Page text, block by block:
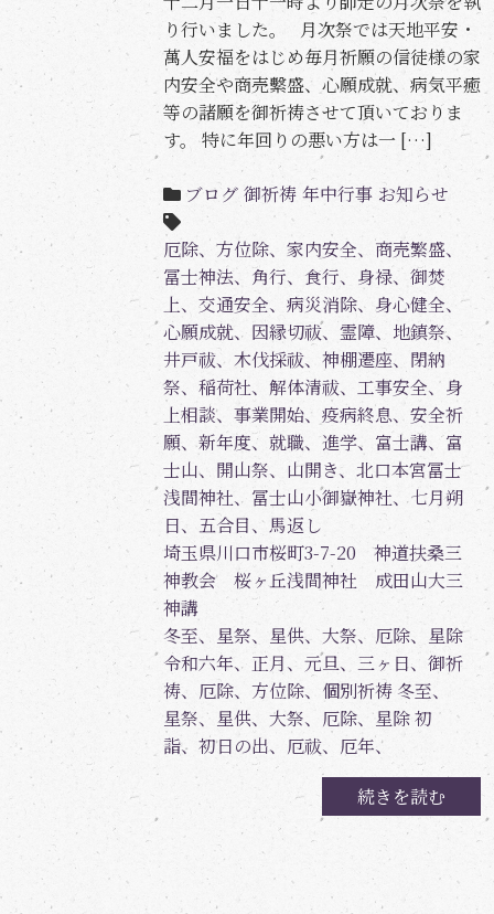
り行いました。 月次祭では天地平安・
萬人安福をはじめ毎月祈願の信徒様の家
内安全や商売繫盛、心願成就、病気平癒
等の諸願を御祈祷させて頂いておりま
す。 特に年回りの悪い方は一 […]
ブログ 御祈祷 年中行事 お知らせ
厄除、方位除、家内安全、商売繁盛、
冨士神法、角行、食行、身禄、御焚
上、交通安全、病災消除、身心健全、
心願成就、因縁切祓、霊障、地鎮祭、
井戸祓、木伐採祓、神棚遷座、閉納
祭、稲荷社、解体清祓、工事安全、身
上相談、事業開始、疫病終息、安全祈
願、新年度、就職、進学、富士講、富
士山、開山祭、山開き、北口本宮冨士
浅間神社、冨士山小御嶽神社、七月朔
日、五合目、馬返し
埼玉県川口市桜町3-7-20 神道扶桑三
神教会 桜ヶ丘浅間神社 成田山大三
神講
冬至、星祭、星供、大祭、厄除、星除
令和六年、正月、元旦、三ヶ日、御祈
祷、厄除、方位除、個別祈祷 冬至、
星祭、星供、大祭、厄除、星除 初
詣、初日の出、厄祓、厄年、
続きを読む